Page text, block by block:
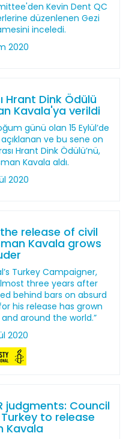
Kevin Dent QC
düzenlenen Gezi
inceledi.
2020
Hrant Dink Ödülü
Kavala'ya verildi
günü olan 15 Eylül’de
ve bu sene on
Hrant Dink Ödülü’nü,
Kavala aldı.
2020
release of civil
Kavala grows
Turkey Campaigner,
three years after
behind bars on absurd
his release has grown
around the world.”
2020
judgments: Council
to release
Kavala